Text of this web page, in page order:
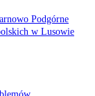
Podgórne
w Lusowie